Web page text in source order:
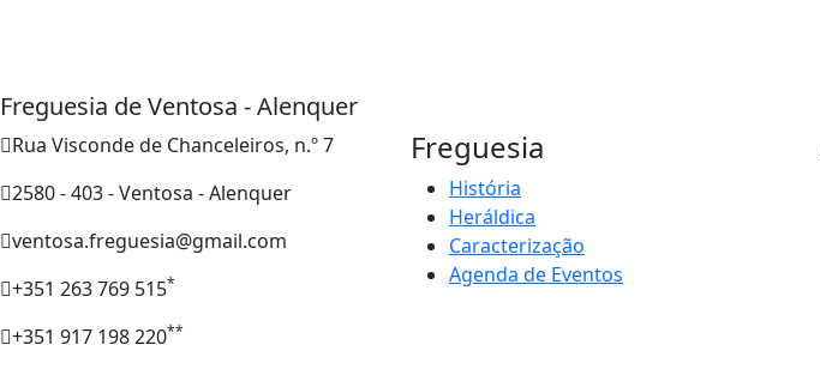
Freguesia de Ventosa - Alenquer
Rua Visconde de Chanceleiros, n.º 7
2580 - 403 - Ventosa - Alenquer
ventosa.freguesia@gmail.com
+351 263 769 515*
+351 917 198 220**
Freguesia
História
Heráldica
Caracterização
Agenda de Eventos